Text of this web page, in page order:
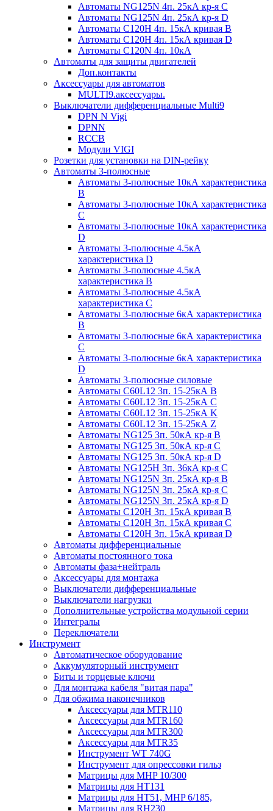
Автоматы NG125N 4п. 25кА кр-я C
Автоматы NG125N 4п. 25кА кр-я D
Автоматы С120H 4п. 15кА кривая B
Автоматы С120H 4п. 15кА кривая D
Автоматы С120N 4п. 10кА
Автоматы для защиты двигателей
Доп.контакты
Аксессуары для автоматов
MULTI9.аксессуары.
Выключатели дифференциальные Multi9
DPN N Vigi
DPNN
RCCB
Модули VIGI
Розетки для установки на DIN-рейку
Автоматы 3-полюсные
Автоматы 3-полюсные 10кА характеристика
B
Автоматы 3-полюсные 10кА характеристика
C
Автоматы 3-полюсные 10кА характеристика
D
Автоматы 3-полюсные 4.5кА
характеристика D
Автоматы 3-полюсные 4.5кА
характеристика В
Автоматы 3-полюсные 4.5кА
характеристика С
Автоматы 3-полюсные 6кА характеристика
B
Автоматы 3-полюсные 6кА характеристика
C
Автоматы 3-полюсные 6кА характеристика
D
Автоматы 3-полюсные силовые
Автоматы C60L12 3п. 15-25кА B
Автоматы C60L12 3п. 15-25кА C
Автоматы C60L12 3п. 15-25кА K
Автоматы C60L12 3п. 15-25кА Z
Автоматы NG125 3п. 50кА кр-я B
Автоматы NG125 3п. 50кА кр-я C
Автоматы NG125 3п. 50кА кр-я D
Автоматы NG125H 3п. 36кА кр-я C
Автоматы NG125N 3п. 25кА кр-я B
Автоматы NG125N 3п. 25кА кр-я C
Автоматы NG125N 3п. 25кА кр-я D
Автоматы С120Н 3п. 15кА кривая B
Автоматы С120Н 3п. 15кА кривая C
Автоматы С120Н 3п. 15кА кривая D
Автоматы дифференциальные
Автоматы постоянного тока
Автоматы фаза+нейтраль
Аксессуары для монтажа
Выключатели дифференциальные
Выключатели нагрузки
Дополнительные устройства модульной серии
Интегралы
Переключатели
Инструмент
Автоматическое оборудование
Аккумуляторный инструмент
Биты и торцевые ключи
Для монтажа кабеля "витая пара"
Для обжима наконечников
Аксессуары для MTR110
Аксессуары для MTR160
Аксессуары для MTR300
Аксессуары для MTR35
Инструмент WT 740G
Инструмент для опрессовки гильз
Матрицы для MHP 10/300
Матрицы для НТ131
Матрицы для НТ51, MHP 6/185,
Матрицы для RH230